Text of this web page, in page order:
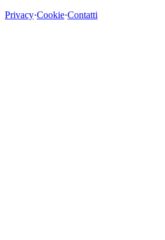
Privacy·Cookie·Contatti